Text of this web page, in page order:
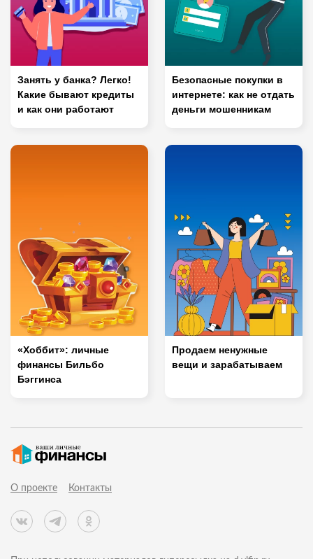
Занять у банка? Легко!
Какие бывают кредиты
и как они работают
Безопасные покупки в
интернете: как не отдать
деньги мошенникам
«Хоббит»: личные
финансы Бильбо
Бэггинса
Продаем ненужные
вещи и зарабатываем
О проекте Контакты